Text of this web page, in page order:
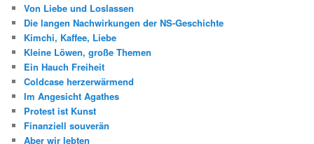
Von Liebe und Loslassen
Die langen Nachwirkungen der NS-Geschichte
Kimchi, Kaffee, Liebe
Kleine Löwen, große Themen
Ein Hauch Freiheit
Coldcase herzerwärmend
Im Angesicht Agathes
Protest ist Kunst
Finanziell souverän
Aber wir lebten